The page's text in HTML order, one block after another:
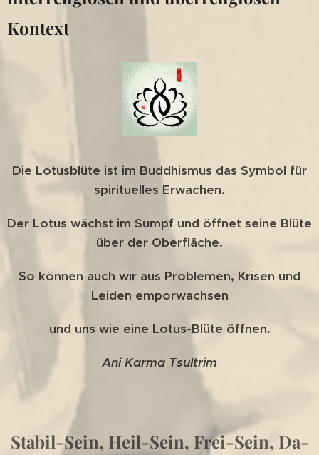
Kontext
Die Lotusblüte ist im Buddhismus das Symbol für
spirituelles Erwachen.
Der Lotus wächst im Sumpf und öffnet seine Blüte
über der Oberfläche.
So können auch wir aus Problemen, Krisen und
Leiden emporwachsen
und uns wie eine Lotus-Blüte öffnen.
Ani Karma Tsultrim
Stabil-Sein, Heil-Sein, Frei-Sein, Da-